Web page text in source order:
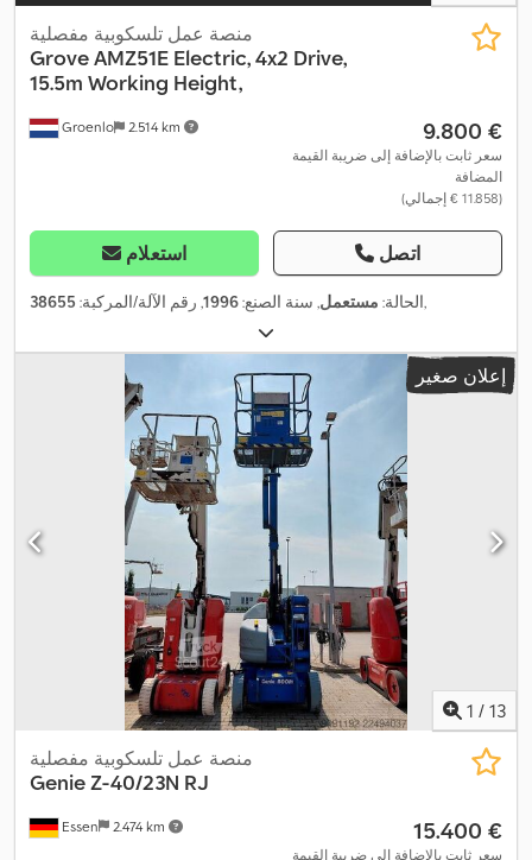
Groenlo 2.514 km
منصة عمل تلسكوبية مفصلية
GroveAMZ51E Electric, 4x2 Drive,
15.5m Working Height,
‏9.800 €
سعر ثابت بالإضافة إلى ضريبة القيمة
المضافة
(‏11.858 € إجمالي)
استعلام اتصل
الحالة: مستعمل, سنة الصنع:1996, رقم الآلة/المركبة: 38655 ,
إعلان صغير
1 / 13
Essen 2.474 km
منصة عمل تلسكوبية مفصلية
GenieZ-40/23N RJ
‏15.400 €
سعر ثابت بالإضافة إلى ضريبة القيمة